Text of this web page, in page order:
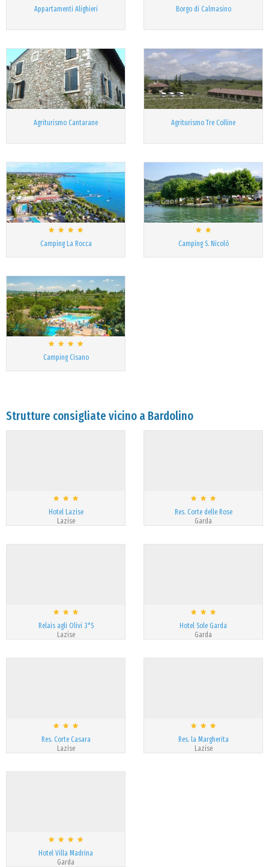
Appartamenti Alighieri Borgo di Calmasino
Agriturismo Cantarane Agriturismo Tre Colline
Camping La Rocca Camping S. Nicolò
Camping Cisano
Strutture consigliate vicino a Bardolino
Hotel Lazise
Lazise
Res. Corte delle Rose
Garda
Relais agli Olivi 3*S
Lazise
Hotel Sole Garda
Garda
Res. Corte Casara
Lazise
Res. la Margherita
Lazise
Hotel Villa Madrina
Garda